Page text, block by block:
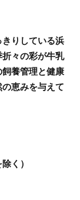
りしている浜
々の彩が牛乳
養管理と健康
恵みを与えて
く）